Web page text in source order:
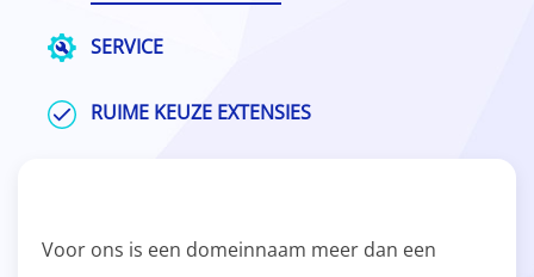
SERVICE
RUIME KEUZE EXTENSIES
Voor ons is een domeinnaam meer dan een